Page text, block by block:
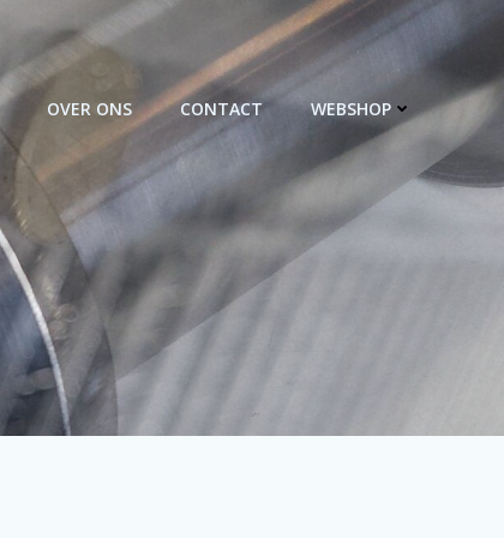
OVER ONS CONTACT WEBSHOP